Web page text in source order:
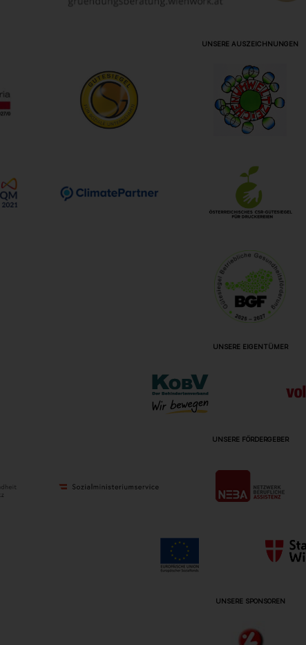
UNSERE AUSZEICHNUNGEN
UNSERE EIGENTÜMER
UNSERE FÖRDERGEBER
UNSERE SPONSOREN